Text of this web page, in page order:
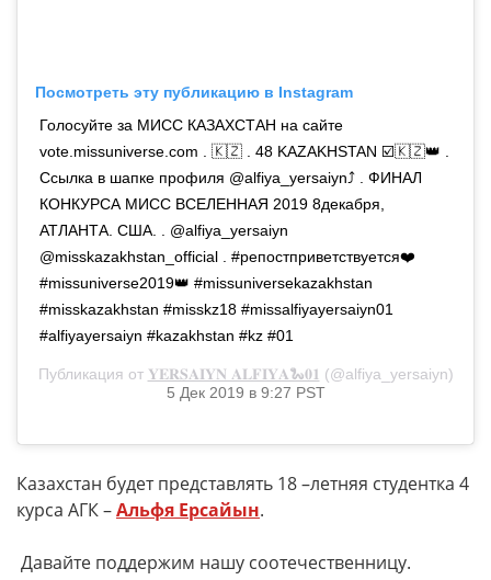
Посмотреть эту публикацию в Instagram
Голосуйте за МИСС КАЗАХСТАН на сайте
vote.missuniverse.com . 🇰🇿 . 48 KAZAKHSTAN ☑️🇰🇿👑 .
Ссылка в шапке профиля @alfiya_yersaiyn⤴️ . ФИНАЛ
КОНКУРСА МИСС ВСЕЛЕННАЯ 2019 8декабря,
АТЛАНТА. США. . @alfiya_yersaiyn
@misskazakhstan_official . #репостприветствуется❤️
#missuniverse2019👑 #missuniversekazakhstan
#misskazakhstan #misskz18 #missalfiyayersaiyn01
#alfiyayersaiyn #kazakhstan #kz #01
Публикация от 𝐘𝐄𝐑𝐒𝐀𝐈𝐘𝐍 𝐀𝐋𝐅𝐈𝐘𝐀🐍𝟎𝟏 (@alfiya_yersaiyn)
5 Дек 2019 в 9:27 PST
Казахстан будет представлять 18 –летняя студентка 4
курса АГК –Альфя Ерсайын.
Давайте поддержим нашу соотечественницу.